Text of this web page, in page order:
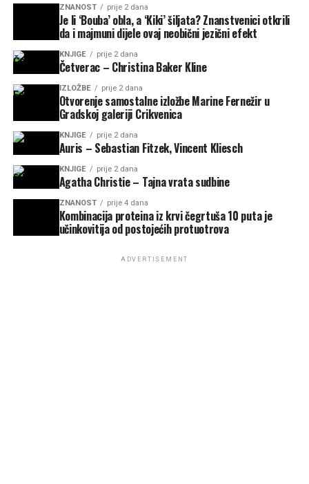
ZNANOST prije 2 dana
Je li ‘Bouba’ obla, a ‘Kiki’ šiljata? Znanstvenici otkrili
da i majmuni dijele ovaj neobični jezični efekt
KNJIGE prije 2 dana
Četverac – Christina Baker Kline
IZLOŽBE prije 2 dana
Otvorenje samostalne izložbe Marine Fernežir u
Gradskoj galeriji Crikvenica
KNJIGE prije 2 dana
Auris – Sebastian Fitzek, Vincent Kliesch
KNJIGE prije 2 dana
Agatha Christie – Tajna vrata sudbine
ZNANOST prije 4 dana
Kombinacija proteina iz krvi čegrtuša 10 puta je
učinkovitija od postojećih protuotrova
ADVERTISEMENT